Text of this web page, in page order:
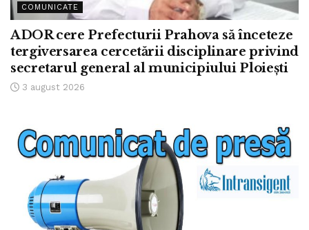
COMUNICATE
ADOR cere Prefecturii Prahova să înceteze
tergiversarea cercetării disciplinare privind
secretarul general al municipiului Ploiești
3 august 2026